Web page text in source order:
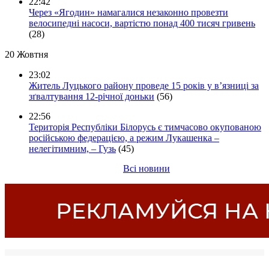
Через «Ягодин» намагалися незаконно провезти
велосипедні насоси, вартістю понад 400 тисяч гривень
(28)
20 Жовтня
23:02
Житель Луцького району проведе 15 років у в’язниці за
зґвалтування 12-річної доньки (56)
22:56
Територія Республіки Білорусь є тимчасово окупованою
російською федерацією, а режим Лукашенка –
нелегітимним, – Гузь (45)
Всі новини